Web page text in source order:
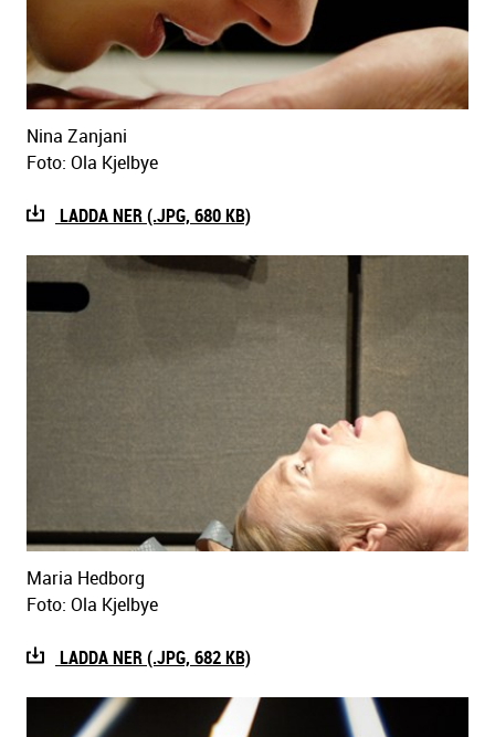
Nina Zanjani
Foto: Ola Kjelbye
LADDA NER (.JPG, 680 KB)
Maria Hedborg
Foto: Ola Kjelbye
LADDA NER (.JPG, 682 KB)